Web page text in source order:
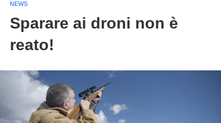
NEWS
Sparare ai droni non è
reato!